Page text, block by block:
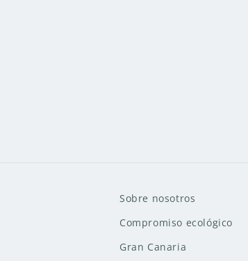
Sobre nosotros
Compromiso ecológico
Gran Canaria